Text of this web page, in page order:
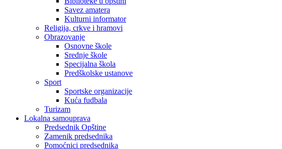
Savez amatera
Kulturni informator
Religija, crkve i hramovi
Obrazovanje
Osnovne škole
Srednje škole
Specijalna škola
Predškolske ustanove
Sport
Sportske organizacije
Kuća fudbala
Turizam
Lokalna samouprava
Predsednik Opštine
Zamenik predsednika
Pomoćnici predsednika